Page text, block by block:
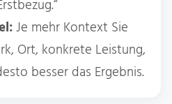
Je mehr Kontext Sie
Ort, konkrete Leistung,
besser das Ergebnis.